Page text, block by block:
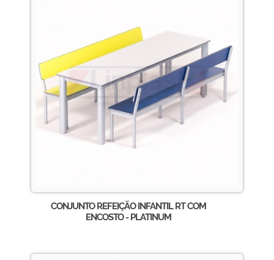
CONJUNTO REFEIÇÃO INFANTIL RT COM
ENCOSTO - PLATINUM